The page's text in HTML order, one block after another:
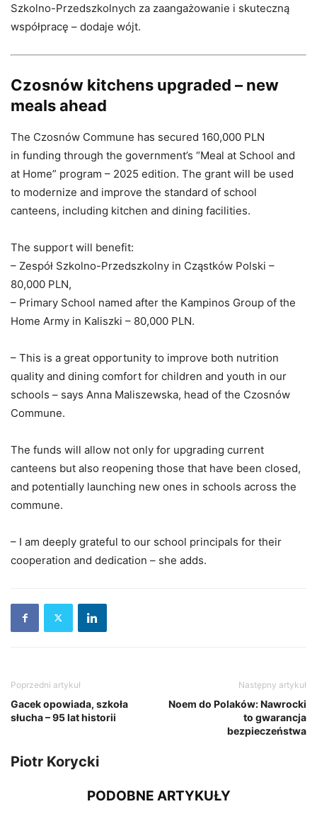
Szkolno-Przedszkolnych za zaangażowanie i skuteczną
współpracę – dodaje wójt.
Czosnów kitchens upgraded – new
meals ahead
The Czosnów Commune has secured 160,000 PLN
in funding through the government’s “Meal at School and
at Home” program – 2025 edition. The grant will be used
to modernize and improve the standard of school
canteens, including kitchen and dining facilities.
The support will benefit:
– Zespół Szkolno-Przedszkolny in Cząstków Polski –
80,000 PLN,
– Primary School named after the Kampinos Group of the
Home Army in Kaliszki – 80,000 PLN.
– This is a great opportunity to improve both nutrition
quality and dining comfort for children and youth in our
schools – says Anna Maliszewska, head of the Czosnów
Commune.
The funds will allow not only for upgrading current
canteens but also reopening those that have been closed,
and potentially launching new ones in schools across the
commune.
– I am deeply grateful to our school principals for their
cooperation and dedication – she adds.
Poprzedni artykuł
Gacek opowiada, szkoła
słucha – 95 lat historii
Następny artykuł
Noem do Polaków: Nawrocki
to gwarancja
bezpieczeństwa
Piotr Korycki
PODOBNE ARTYKUŁY